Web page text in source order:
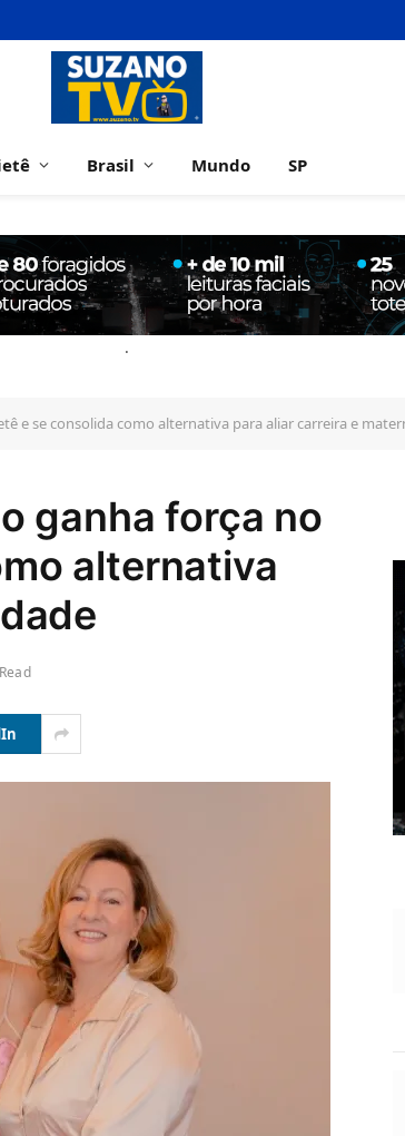
Brasil Mundo SP
.
e se consolida como alternativa para aliar carreira e
ganha força no
alternativa